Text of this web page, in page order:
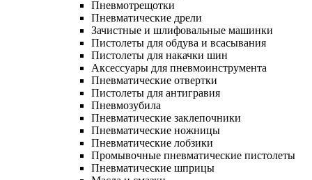
Пневмотрещотки
Пневматические дрели
Зачистные и шлифовальные машинки
Пистолеты для обдува и всасывания
Пистолеты для накачки шин
Аксессуары для пневмоинструмента
Пневматические отвертки
Пистолеты для антигравия
Пневмозубила
Пневматические заклепочники
Пневматические ножницы
Пневматические лобзики
Промывочные пневматические пистолеты
Пневматические шприцы